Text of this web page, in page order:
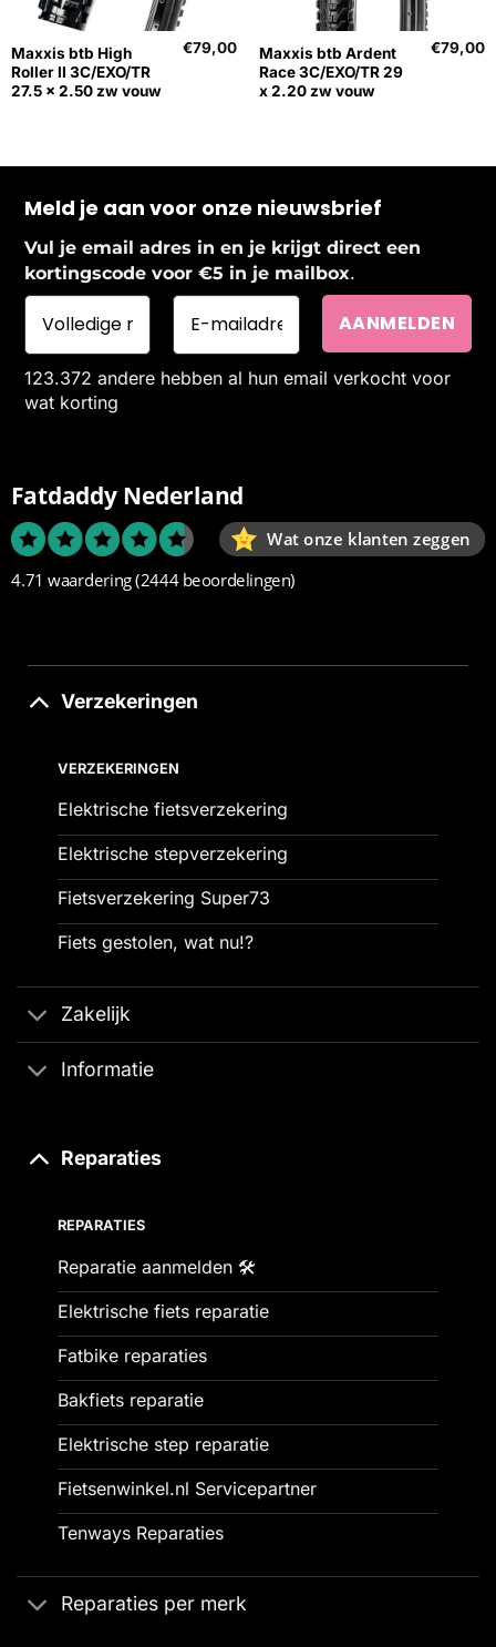
Maxxis btb High
Roller II 3C/EXO/TR
27.5 x 2.50 zw vouw
€79,00
Maxxis btb Ardent
Race 3C/EXO/TR 29
x 2.20 zw vouw
€79,00
Meld je aan voor onze nieuwsbrief
Vul je email adres in en je krijgt direct een
kortingscode voor €5 in je mailbox.
123.372 andere hebben al hun email verkocht voor
wat korting
Fatdaddy Nederland
Wat onze klanten zeggen
4.71 waardering(2444 beoordelingen)
Verzekeringen
VERZEKERINGEN
Elektrische fietsverzekering
Elektrische stepverzekering
Fietsverzekering Super73
Fiets gestolen, wat nu!?
Zakelijk
Informatie
Reparaties
REPARATIES
Reparatie aanmelden 🛠️
Elektrische fiets reparatie
Fatbike reparaties
Bakfiets reparatie
Elektrische step reparatie
Fietsenwinkel.nl Servicepartner
Tenways Reparaties
Reparaties per merk